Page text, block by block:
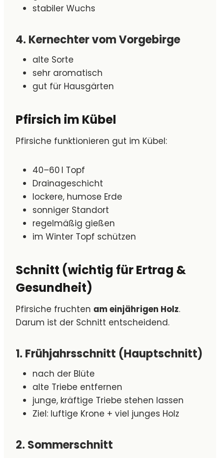
stabiler Wuchs
4. Kernechter vom Vorgebirge
alte Sorte
sehr aromatisch
gut für Hausgärten
Pfirsich im Kübel
Pfirsiche funktionieren gut im Kübel:
40–60 l Topf
Drainageschicht
lockere, humose Erde
sonniger Standort
regelmäßig gießen
im Winter Topf schützen
Schnitt (wichtig für Ertrag &
Gesundheit)
Pfirsiche fruchten am einjährigen Holz.
Darum ist der Schnitt entscheidend.
1. Frühjahrsschnitt (Hauptschnitt)
nach der Blüte
alte Triebe entfernen
junge, kräftige Triebe stehen lassen
Ziel: luftige Krone + viel junges Holz
2. Sommerschnitt